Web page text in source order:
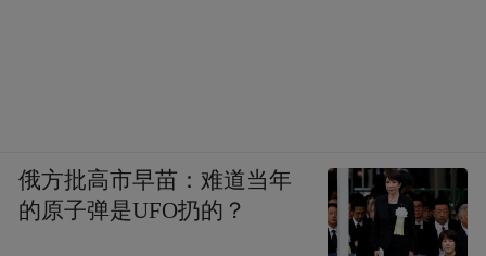
俄方批高市早苗：难道当年
的原子弹是UFO扔的？